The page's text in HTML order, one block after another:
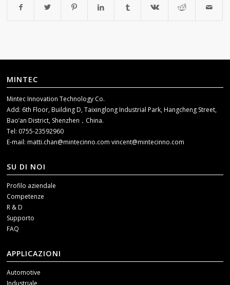
MINTEC
Mintec Innovation Technology Co.
Add: 6th Floor, Building D, Taixinglong Industrial Park, Hangcheng Street,
Bao’an District, Shenzhen，China.
Tel: 0755-23592960
E-mail:matti.chan@mintecinno.comvincent@mintecinno.com
SU DI NOI
Profilo aziendale
Competenze
R & D
Supporto
FAQ
APPLICAZIONI
Automotive